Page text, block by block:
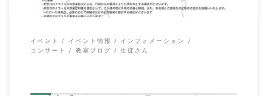
イベント イベント情報
インフォメーション
コンサート
教室ブログ 生徒さん